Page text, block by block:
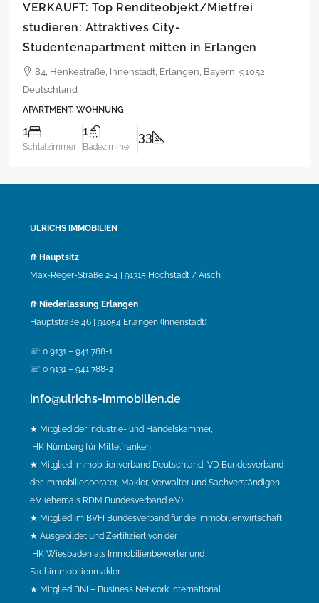
VERKAUFT: Top Renditeobjekt/Mietfrei
studieren: Attraktives City-
Studentenapartment mitten in Erlangen
84, Henkestraße, Innenstadt, Erlangen, Bayern, 91052,
Deutschland
APARTMENT, WOHNUNG
1
Schlafzimmer
1
Badezimmer
33
ULRICHS IMMOBILIEN
⟰ Hauptsitz
Max-Reger-Straße 2-4 | 91315 Höchstadt / Aisch
⟰ Niederlassung Erlangen
Hauptstraße 46 | 91054 Erlangen (Innenstadt)
☏ 0 9131 – 941 788-1
☏ 0 9131 – 941 788-2
info@ulrichs-immobilien.de
★ Mitglied der Industrie- und Handelskammer,
IHK Nürnberg für Mittelfranken
★ Mitglied Immobilienverband Deutschland IVD Bundesverband
der Immobilienberater, Makler, Verwalter und Sachverständigen
e.V. (ehemals RDM Bundesverband e.V.)
★ Mitglied im BVFI Bundesverband für die Immobilienwirtschaft
★ Ausgebildet und Zertifiziert von der
IHK Wiesbaden als Immobilienbewerter und
Fachimmobilienmakler
★ Mitglied BNI – Business Network International